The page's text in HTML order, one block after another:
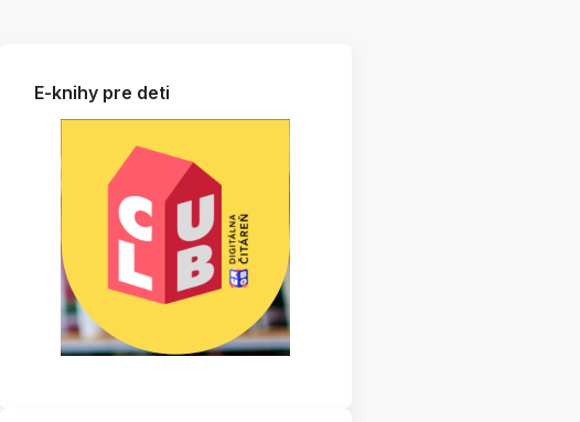
E-knihy pre deti